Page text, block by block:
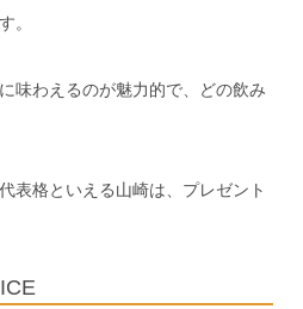
。
味わえるのが魅力的で、どの飲み
表格といえる山崎は、プレゼント